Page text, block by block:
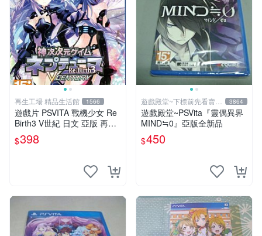
再生工場 精品生活館 1566
遊戲片 PSVITA 戰機少女 Re
Birth3 V世紀 日文 亞版 再生
工場 01
$398
遊戲殿堂~下標前先看賣場
關於我
3864
遊戲殿堂~PSVita『靈偶異界
MIND≒0』亞版全新品
$450